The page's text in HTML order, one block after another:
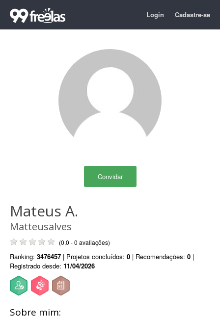
Login Cadastre-se
Convidar
Mateus A.
Matteusalves
(0.0 - 0 avaliações)
Ranking: 3476457 | Projetos concluídos: 0 | Recomendações: 0 |
Registrado desde: 11/04/2026
Sobre mim: